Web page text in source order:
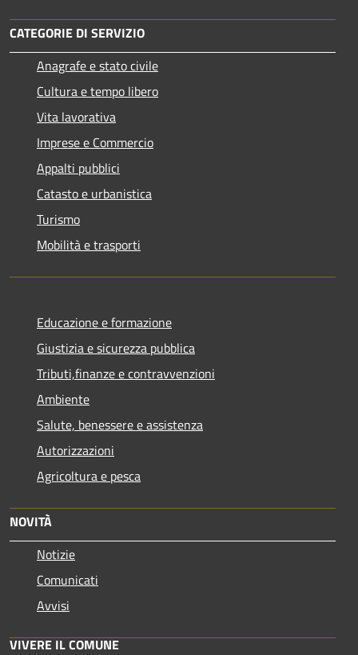
CATEGORIE DI SERVIZIO
Anagrafe e stato civile
Cultura e tempo libero
Vita lavorativa
Imprese e Commercio
Appalti pubblici
Catasto e urbanistica
Turismo
Mobilità e trasporti
Educazione e formazione
Giustizia e sicurezza pubblica
Tributi,finanze e contravvenzioni
Ambiente
Salute, benessere e assistenza
Autorizzazioni
Agricoltura e pesca
NOVITÀ
Notizie
Comunicati
Avvisi
VIVERE IL COMUNE